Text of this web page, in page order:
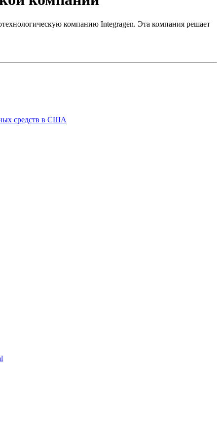
компанию Integragen. Эта компания решает
средств в США